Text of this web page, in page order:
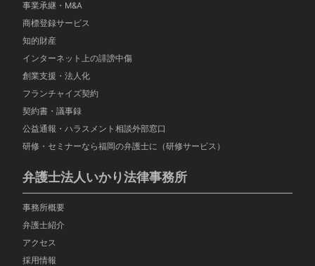
事業承継・M&A
商標登録サービス
知的財産
インターネット上の誹謗中傷
創業支援・法人化
フランチャイズ契約
契約書・議事録
公益通報・ハラスメント相談外部窓口
研修・セミナーなら福岡の弁護士に（研修サービス）
弁護士法人いかり法律事務所
事務所概要
弁護士紹介
アクセス
採用情報